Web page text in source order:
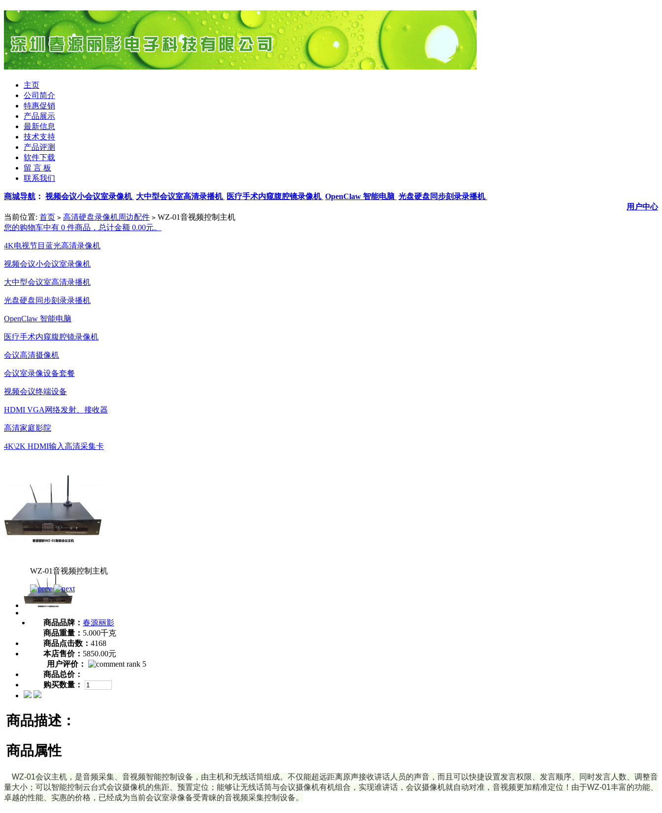
主页
公司简介
特惠促销
产品展示
最新信息
技术支持
产品评测
软件下载
留 言 板
联系我们
商城导航 ： 视频会议小会议室录像机 大中型会议室高清录播机 医疗手术内窥腹腔镜录像机 OpenClaw 智能电脑 光盘硬盘同步刻录录播机
用户中心
当前位置: 首页 > 高清硬盘录像机周边配件 > WZ-01音视频控制主机
您的购物车中有 0 件商品，总计金额 0.00元。
4K电视节目蓝光高清录像机
视频会议小会议室录像机
大中型会议室高清录播机
光盘硬盘同步刻录录播机
OpenClaw 智能电脑
医疗手术内窥腹腔镜录像机
会议高清摄像机
会议室录像设备套餐
视频会议终端设备
HDMI VGA网络发射、接收器
高清家庭影院
4K\2K HDMI输入高清采集卡
WZ-01音视频控制主机
商品品牌： 春源丽影
商品重量： 5.000千克
商品点击数： 4168
本店售价： 5850.00元
用户评价：
商品总价：
购买数量：
商品描述：
商品属性
WZ-01会议主机，是音频采集、音视频智能控制设备，由主机和无线话筒组成。不仅能超远距离原声接收讲话人员的声音，而且可以快捷设置发言权限、发言顺序、同时发言人数、调整音
量大小；可以智能控制云台式会议摄像机的焦距、预置定位；能够让无线话筒与会议摄像机有机组合，实现谁讲话，会议摄像机就自动对准，音视频更加精准定位！由于WZ-01丰富的功能、
卓越的性能、实惠的价格，已经成为当前会议室录像备受青睐的音视频采集控制设备。